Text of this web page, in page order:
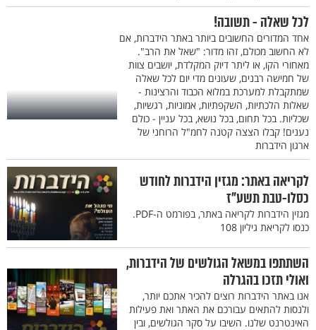
לכל שאלה - תשובה!
אחד המדורים החשובים ביותר באתר הידברות, אם
לא החשוב מכולם, זהו מדור: "שאל את הרב".
מאחורי הקו, או ליתר דיוק המקלדת, יושבים צוות
של חמישה רבנים, שעונים מדי יום לכל שאלה
שמתקבלת למערכת במלוא הכבוד והרצינות -
שאלות הלכתיות, השקפתיות, אמוניות, רגשיות,
שכליות. בכל תחום, בכל נושא, בכל עניין - כולם
נענים! קבלו הצצה קטנה לחמ"ל הרוחני של
ארגון הידברות
לקריאה באתר: מגזין הידברות לחודש
כסלו-טבת תשע"ז
מגזין הידברות לקריאה באתר, בפורמט ה-PDF.
כנסו לקריאת גיליון 108
השתתפו במשאל הגולשים של הידברות,
ואולי תזכו בהגרלה
אנו באתר הידברות רוצים להכיר אתכם יותר,
ולנסות להתאים עבורכם את האתר ואת פעילות
האינטרנט שלנו. השיבו על סקר הגולשים, ובין